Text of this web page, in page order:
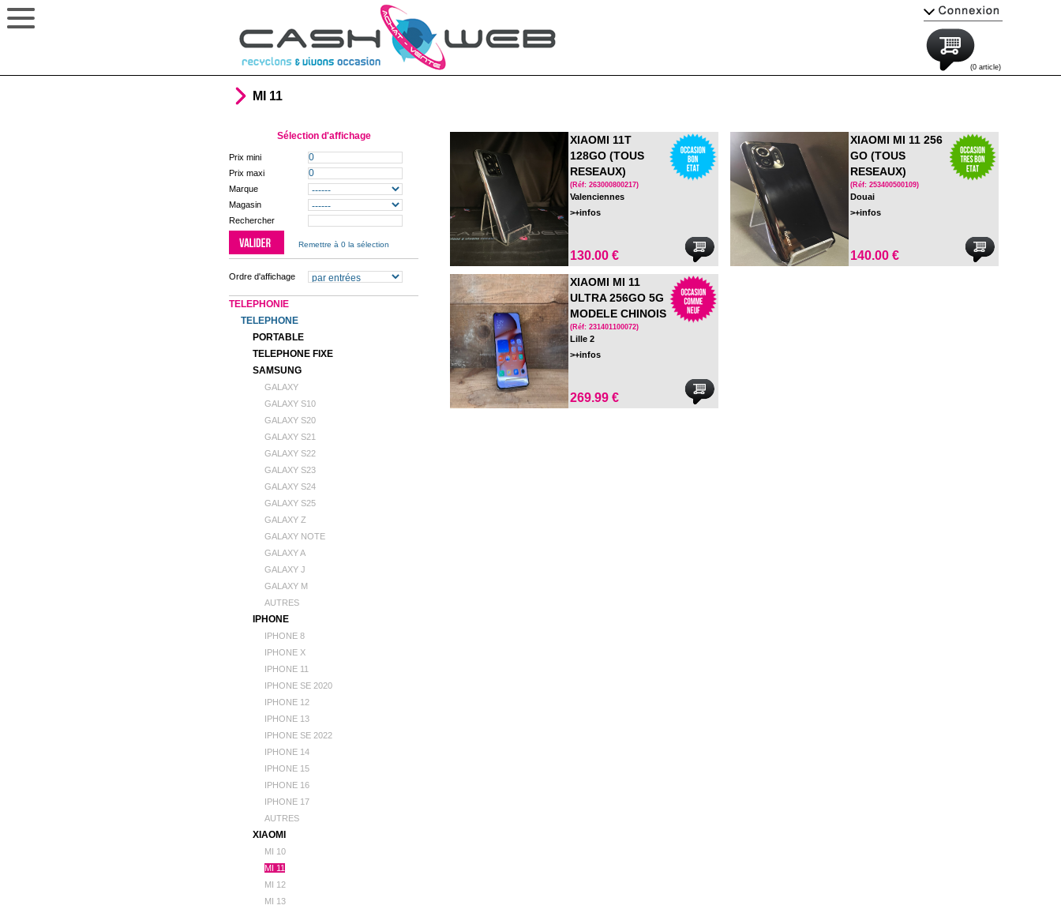
(0 article)
MI 11
Sélection d'affichage
Prix mini
Prix maxi
Marque
Magasin
Rechercher
Remettre à 0 la sélection
Ordre d'affichage
TELEPHONIE
TELEPHONE
PORTABLE
TELEPHONE FIXE
SAMSUNG
GALAXY
GALAXY S10
GALAXY S20
GALAXY S21
GALAXY S22
GALAXY S23
GALAXY S24
GALAXY S25
GALAXY Z
GALAXY NOTE
GALAXY A
GALAXY J
GALAXY M
AUTRES
IPHONE
IPHONE 8
IPHONE X
IPHONE 11
IPHONE SE 2020
IPHONE 12
IPHONE 13
IPHONE SE 2022
IPHONE 14
IPHONE 15
IPHONE 16
IPHONE 17
AUTRES
XIAOMI
MI 10
MI 11
MI 12
MI 13
XIAOMI 11T
128GO (TOUS
RESEAUX)
(Réf: 263000800217)
Valenciennes
>+infos
130.00 €
XIAOMI MI 11 256
GO (TOUS
RESEAUX)
(Réf: 253400500109)
Douai
>+infos
140.00 €
XIAOMI MI 11
ULTRA 256GO 5G
MODELE CHINOIS
SANS FRANCAIS
ET PLAYSTORE
(TOUS RESEAUX)
(Réf: 231401100072)
Lille 2
>+infos
269.99 €